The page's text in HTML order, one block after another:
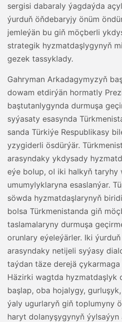
sergisi dabaraly ýagdaýda
ýurduň öňdebaryjy önüm
jemleýän bu giň möçberli
strategik hyzmatdaşlygynyň
gezek tassyklady.
Gahryman Arkadagymyzyň
dowam etdirýän hormatly
baştutanlygynda durmuşa
syýasaty esasynda
sanda Türkiýe Respublikasy
yzygiderli ösdürýär.
arasyndaky ykdysady
eýe bolup, ol iki halkyň taryhy
umumylyklaryna esaslanýar.
söwda hyzmatdaşlarynyň
bolsa Türkmenistanda giň
taslamalaryny durmuşa
orunlary eýeleýärler. Iki
arasyndaky netijeli syýasy
taýdan täze derejä
Häzirki wagtda hyzmatdaşlyk
başlap, oba hojalygy,
ýaly ugurlaryň giň toplumyny
haryt dolanyşygynyň